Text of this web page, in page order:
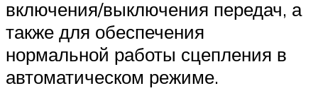
включения/выключения передач, а
также для обеспечения
нормальной работы сцепления в
автоматическом режиме.